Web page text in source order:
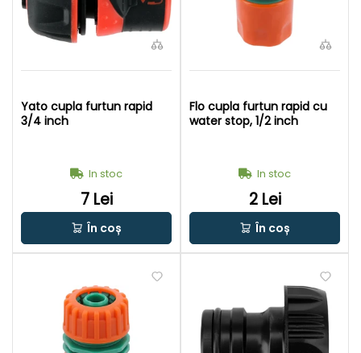
Yato cupla furtun rapid
3/4 inch
In stoc
7 Lei
În coș
Flo cupla furtun rapid cu
water stop, 1/2 inch
In stoc
2 Lei
În coș